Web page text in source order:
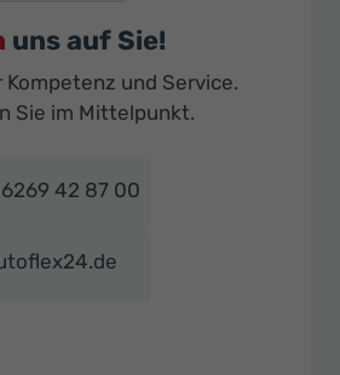
uns auf Sie!
und Service.
Sie im Mittelpunkt.
42 87 00